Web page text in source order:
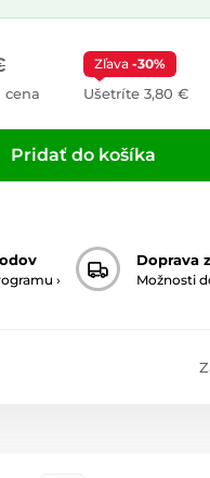
cena
Zľava -30%
Ušetríte 3,80 €
Pridať do košíka
›
Doprava
Možnosti